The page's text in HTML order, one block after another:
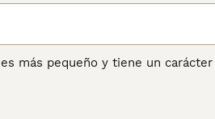
más pequeño y tiene un
es su disposición a